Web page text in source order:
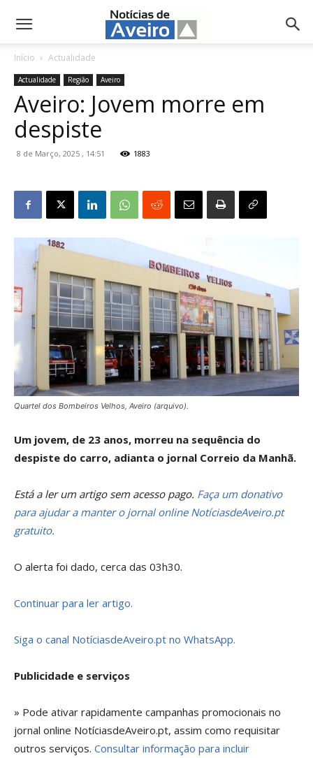
NotíciasdeAveiro.pt
Início Actualidade
Actualidade Região Aveiro
Aveiro: Jovem morre em
despiste
8 de Março, 2025 , 14:51 1883
Quartel dos Bombeiros Velhos, Aveiro (arquivo).
Um jovem, de 23 anos, morreu na sequência do
despiste do carro, adianta o jornal Correio da Manhã.
Está a ler um artigo sem acesso pago. Faça um donativo
para ajudar a manter o jornal online NotíciasdeAveiro.pt
gratuito.
O alerta foi dado, cerca das 03h30.
Continuar para ler artigo.
Siga o canal NotíciasdeAveiro.pt no WhatsApp.
Publicidade e serviços
» Pode ativar rapidamente campanhas promocionais no
jornal online NotíciasdeAveiro.pt, assim como requisitar
outros serviços. Consultar informação para incluir